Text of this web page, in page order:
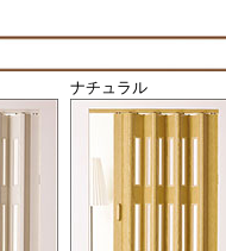
ナチュラル